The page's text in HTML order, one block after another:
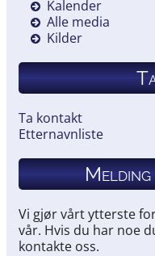
Kalender
Alle media
Kilder
Ta kontakt
Etternavnliste
Vi gjør vårt ytterste
vår. Hvis du har noe
kontakte oss.